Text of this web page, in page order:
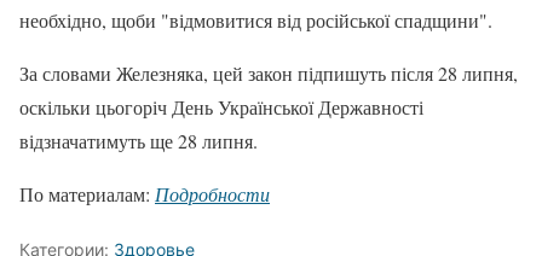
необхідно, щоби "відмовитися від російської спадщини".
За словами Железняка, цей закон підпишуть після 28 липня,
оскільки цьогоріч День Української Державності
відзначатимуть ще 28 липня.
По материалам: Подробности
Категории: Здоровье